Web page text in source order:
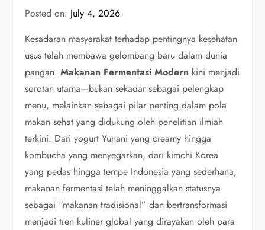
Posted on: July 4, 2026
Kesadaran masyarakat terhadap pentingnya kesehatan
usus telah membawa gelombang baru dalam dunia
pangan.Makanan Fermentasi Modern kini menjadi
sorotan utama—bukan sekadar sebagai pelengkap
menu, melainkan sebagai pilar penting dalam pola
makan sehat yang didukung oleh penelitian ilmiah
terkini. Dari yogurt Yunani yang creamy hingga
kombucha yang menyegarkan, dari kimchi Korea
yang pedas hingga tempe Indonesia yang sederhana,
makanan fermentasi telah meninggalkan statusnya
sebagai “makanan tradisional” dan bertransformasi
menjadi tren kuliner global yang dirayakan oleh para